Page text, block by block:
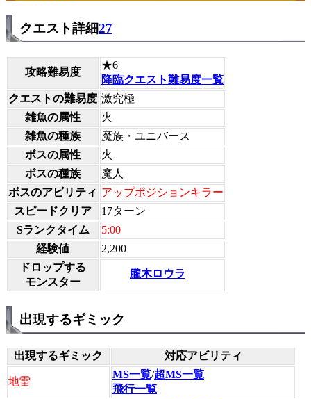
クエスト詳細27
攻略難易度
★6
降臨クエスト難易度一覧
クエストの難易度 激究極
雑魚の属性
火
雑魚の種族
魔族・ユニバース
ボスの属性
火
ボスの種族
魔人
ボスのアビリティ アップポジションキラー
スピードクリア
17ターン
Sランクタイム
5:00
経験値
2,200
ドロップする
モンスター
朧木ロウラ
出現するギミック
出現するギミック 対応アビリティ
地雷
MS一覧/超MS一覧
飛行一覧